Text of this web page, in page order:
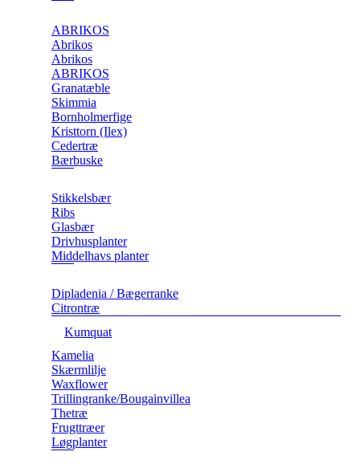
ABRIKOS
Abrikos
Abrikos
ABRIKOS
Granatæble
Skimmia
Bornholmerfige
Kristtorn (Ilex)
Cedertræ
Bærbuske
Stikkelsbær
Ribs
Glasbær
Drivhusplanter
Middelhavs planter
Dipladenia / Bægerranke
​Citrontræ
Kumquat
​Kamelia
Skærmlilje
Waxflower
​Trillingranke/Bougainvillea
Thetræ
Frugttræer
Løgplanter